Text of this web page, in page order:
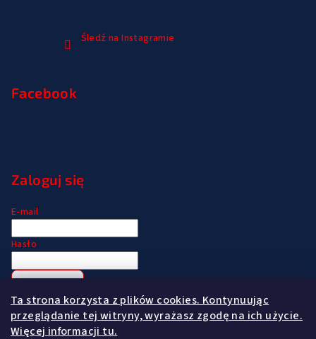
Ta strona korzysta z plików cookies. Kontynuując
przeglądanie tej witryny, wyrażasz zgodę na ich użycie.
Więcej informacji tu.
Śledź na Instagramie
Facebook
Zaloguj się
E-mail
Hasło
Zarejestruj sięNie pamiętam hasła